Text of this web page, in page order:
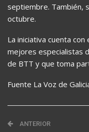
septiembre. También,
octubre.
La iniciativa cuenta
mejores especialistas
de BTT y que toma
Fuente La Voz de
ANTERIOR